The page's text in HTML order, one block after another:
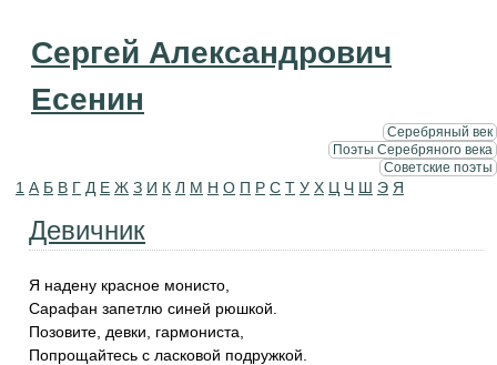
Сергей Александрович
Есенин
Серебряный век
Поэты Серебряного века
Советские поэты
1 А Б В Г Д Е Ж З И К Л М Н О П Р С Т У Х Ц Ч Ш Э Я
Девичник
Я надену красное монисто,
Сарафан запетлю синей рюшкой.
Позовите, девки, гармониста,
Попрощайтесь с ласковой подружкой.